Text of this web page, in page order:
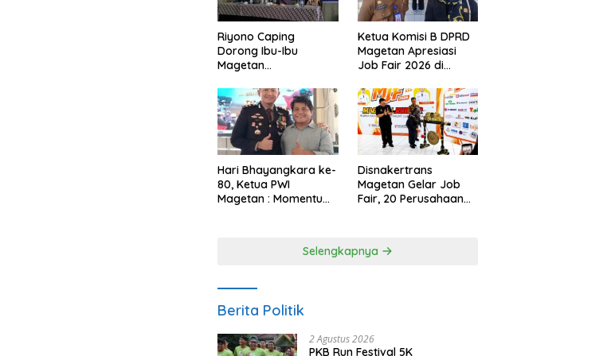
Riyono Caping
Dorong Ibu-Ibu
Magetan
Ikan, Perkuat Budaya
Gemar Makan Ikan
Ketua Komisi B DPRD
Magetan Apresiasi
Job Fair 2026 di
Anggaran
Hari Bhayangkara ke-
80, Ketua PWI
Magetan : Momentum
Disnakertrans
Magetan Gelar Job
Fair, 20 Perusahaan
Selengkapnya
Berita Politik
2 Agustus 2026
PKB Run Festival 5K